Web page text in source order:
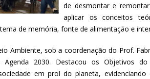
de desmontar e
aplicar os conceitos
de memória, fonte de alimentação e
Ambiente, sob a coordenação do Prof.
2030. Destacou os Objetivos do
em prol do planeta,